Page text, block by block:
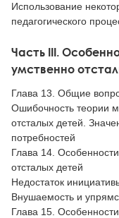
Использование
педагогического
Часть III.
умственно
Глава 13. Общие
Ошибочность теории
отсталых детей.
потребностей
Глава 14.
отсталых детей
Недостаток
Внушаемость и
Глава 15.